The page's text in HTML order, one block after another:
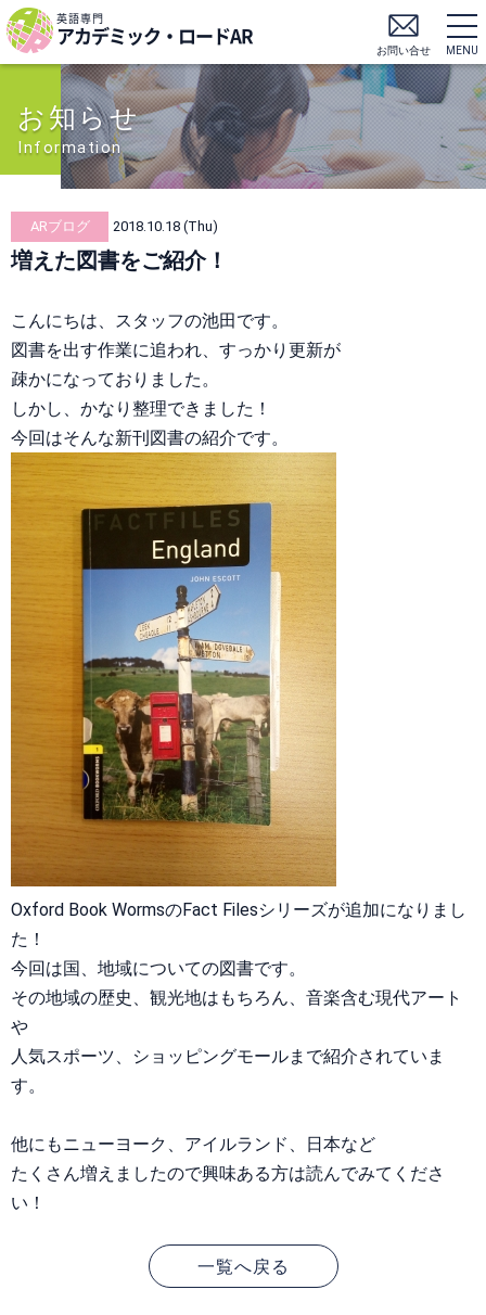
英語専門
アカデミック・ロードAR
お問い合せ MENU
お知らせ
Information
ARブログ 2018.10.18 (Thu)
増えた図書をご紹介！
こんにちは、スタッフの池田です。
図書を出す作業に追われ、すっかり更新が
疎かになっておりました。
しかし、かなり整理できました！
今回はそんな新刊図書の紹介です。
Oxford Book WormsのFact Filesシリーズが追加になりまし
た！
今回は国、地域についての図書です。
その地域の歴史、観光地はもちろん、音楽含む現代アート
や
人気スポーツ、ショッピングモールまで紹介されていま
す。
他にもニューヨーク、アイルランド、日本など
たくさん増えましたので興味ある方は読んでみてくださ
い！
一覧へ戻る